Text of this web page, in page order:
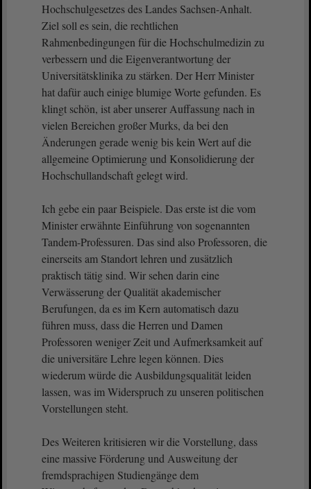
Hochschulgesetzes des Landes Sachsen-Anhalt.
Ziel soll es sein, die rechtlichen
Rahmenbedingungen für die Hochschulmedizin zu
verbessern und die Eigenverantwortung der
Universitätsklinika zu stärken. Der Herr Minister
hat dafür auch einige blumige Worte gefunden. Es
klingt schön, ist aber unserer Auffassung nach in
vielen Bereichen großer Murks, da bei den
Änderungen gerade wenig bis kein Wert auf die
allgemeine Optimierung und Konsolidierung der
Hochschullandschaft gelegt wird.
Ich gebe ein paar Beispiele. Das erste ist die vom
Minister erwähnte Einführung von sogenannten
Tandem-Professuren. Das sind also Professoren, die
einerseits am Standort lehren und zusätzlich
praktisch tätig sind. Wir sehen darin eine
Verwässerung der Qualität akademischer
Berufungen, da es im Kern automatisch dazu
führen muss, dass die Herren und Damen
Professoren weniger Zeit und Aufmerksamkeit auf
die universitäre Lehre legen können. Dies
wiederum würde die Ausbildungsqualität leiden
lassen, was im Widerspruch zu unseren politischen
Vorstellungen steht.
Des Weiteren kritisieren wir die Vorstellung, dass
eine massive Förderung und Ausweitung der
fremdsprachigen Studiengänge dem